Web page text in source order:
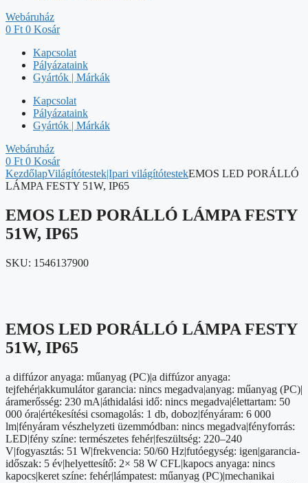
Webáruház
0 Ft 0 Kosár
Kapcsolat
Pályázataink
Gyártók | Márkák
Kapcsolat
Pályázataink
Gyártók | Márkák
Webáruház
0 Ft 0 Kosár
KezdőlapVilágítótestek|Ipari világítótestekEMOS LED PORÁLLÓ
LÁMPA FESTY 51W, IP65
EMOS LED PORÁLLÓ LÁMPA FESTY
51W, IP65
SKU: 1546137900
EMOS LED PORÁLLÓ LÁMPA FESTY
51W, IP65
a diffúzor anyaga: műanyag (PC)|a diffúzor anyaga:
tejfehér|akkumulátor garancia: nincs megadva|anyag: műanyag (PC)|
áramerősség: 230 mA|áthidalási idő: nincs megadva|élettartam: 50
000 óra|értékesítési csomagolás: 1 db, doboz|fényáram: 6 000
lm|fényáram vészhelyzeti üzemmódban: nincs megadva|fényforrás:
LED|fény színe: természetes fehér|feszültség: 220–240
V|fogyasztás: 51 W|frekvencia: 50/60 Hz|futóegység: igen|garancia-
időszak: 5 év|helyettesítő: 2× 58 W CFL|kapocs anyaga: nincs
kapocs|keret színe: fehér|lámpatest: műanyag (PC)|mechanikai